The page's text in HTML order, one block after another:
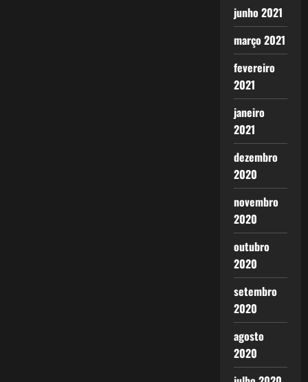
junho 2021
março 2021
fevereiro
2021
janeiro
2021
dezembro
2020
novembro
2020
outubro
2020
setembro
2020
agosto
2020